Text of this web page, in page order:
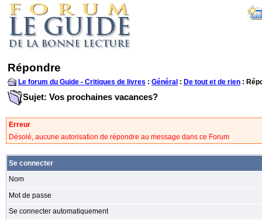
Répondre
Le forum du Guide - Critiques de livres : Général : De tout et de rien :
Sujet: Vos prochaines vacances?
Erreur
Désolé, aucune autorisation de répondre au message dans ce Forum
Se connecter
Nom
Mot de passe
Se connecter automatiquement